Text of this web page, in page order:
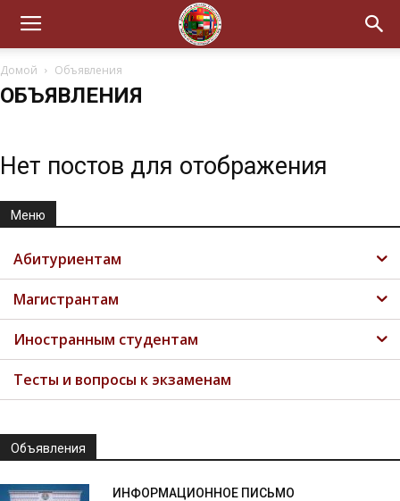
Домой Объявления
ОБЪЯВЛЕНИЯ
Нет постов для отображения
Меню
Абитуриентам
Магистрантам
Иностранным студентам
Тесты и вопросы к экзаменам
Объявления
ИНФОРМАЦИОННОЕ ПИСЬМО